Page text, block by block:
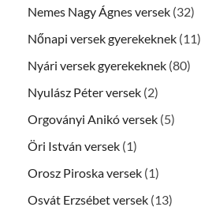
Nemes Nagy Ágnes versek (32)
Nőnapi versek gyerekeknek (11)
Nyári versek gyerekeknek (80)
Nyulász Péter versek (2)
Orgoványi Anikó versek (5)
Öri István versek (1)
Orosz Piroska versek (1)
Osvát Erzsébet versek (13)